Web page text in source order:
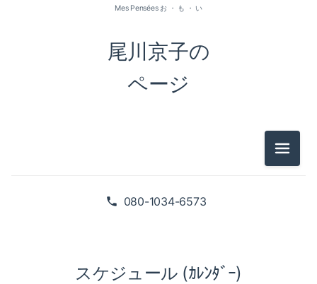
080-1034-6573
尾川京子の
ページ
Mes Pensées お ・ も ・ い
メニュ
スケジュール (ｶﾚﾝﾀﾞｰ)